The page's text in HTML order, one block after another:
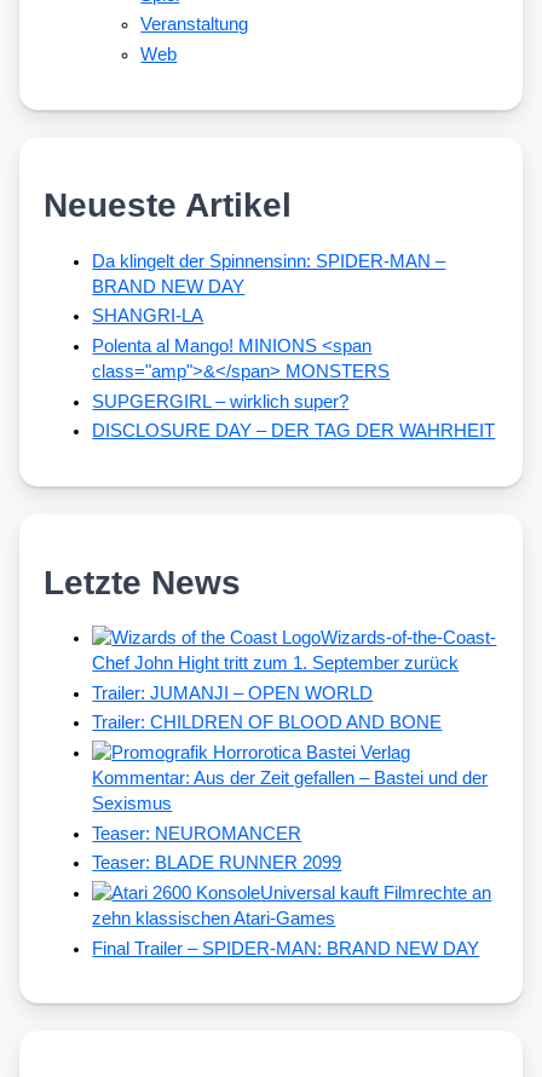
Veranstaltung
Web
Neueste Artikel
Da klingelt der Spinnensinn: SPIDER-MAN –
BRAND NEW DAY
SHANGRI-LA
Polenta al Mango! MINIONS <span
class="amp">&</span> MONSTERS
SUPGERGIRL – wirklich super?
DISCLOSURE DAY – DER TAG DER WAHRHEIT
Letzte News
Wizards-of-the-Coast-
Chef John Hight tritt zum 1. September zurück
Trailer: JUMANJI – OPEN WORLD
Trailer: CHILDREN OF BLOOD AND BONE
Kommentar: Aus der Zeit gefallen – Bastei und der
Sexismus
Teaser: NEUROMANCER
Teaser: BLADE RUNNER 2099
Universal kauft Filmrechte an
zehn klassischen Atari-Games
Final Trailer – SPIDER-MAN: BRAND NEW DAY